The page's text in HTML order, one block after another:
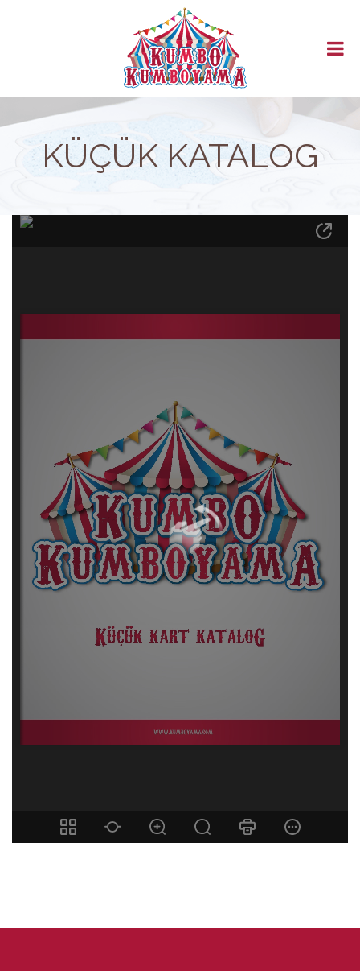
ANASAYFA
HAKKIMIZDA
ÜRÜNLER
MAĞAZA
GÜVENLİ ÖDEME
İLETİŞİM
KÜÇÜK KATALOG